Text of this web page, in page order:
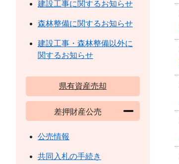
建設工事に関するお知らせ
森林整備に関するお知らせ
建設工事・森林整備以外に
関するお知らせ
県有資産売却
差押財産公売
公売情報
共同入札の手続き